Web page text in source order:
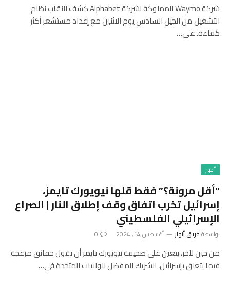
شركة Waymo المملوكة لشركة Alphabet كشف النقاب نظام
التشغيل من الجيل السادس يوم الاثنين مع إعداد مستشعر أكثر
كفاءة. على…
أخبار
“أقل مرونة؟” فقط قلها نيويورك تايمز،
إسرائيل تخرب اتفاق وقف إطلاق النار | الصراع
الإسرائيلي الفلسطيني
بواسطةفريق أنوار أغسطس 14, 2024 0
من حين لآخر، يتعين على صحيفة نيويورك تايمز أن تقول حقائق مزعجة
فيما يتعلق بإسرائيل، الشريك المفضل للولايات المتحدة في…